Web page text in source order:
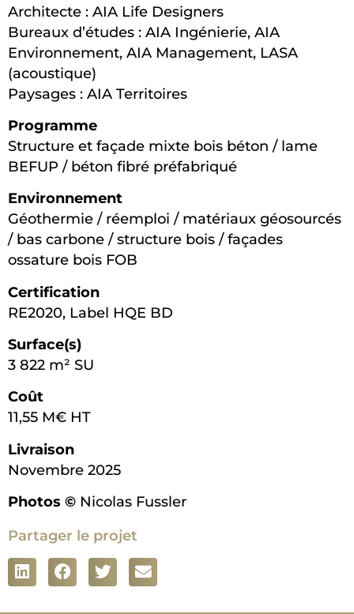
Architecte : AIA Life Designers
Bureaux d’études : AIA Ingénierie, AIA
Environnement, AIA Management, LASA
(acoustique)
Paysages : AIA Territoires
Programme
Structure et façade mixte bois béton / lame
BEFUP / béton fibré préfabriqué
Environnement
Géothermie / réemploi / matériaux géosourcés
/ bas carbone / structure bois / façades
ossature bois FOB
Certification
RE2020, Label HQE BD
Surface(s)
3 822 m² SU
Coût
11,55 M€ HT
Livraison
Novembre 2025
Photos © Nicolas Fussler
Partager le projet